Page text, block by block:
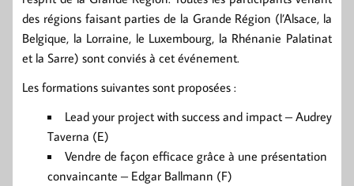
des régions faisant parties de la Grande Région (l’Alsace, la
Belgique, la Lorraine, le Luxembourg, la Rhénanie Palatinat
et la Sarre) sont conviés à cet événement.
Les formations suivantes sont proposées :
Lead your project with success and impact – Audrey
Taverna (E)
Vendre de façon efficace grâce à une présentation
convaincante – Edgar Ballmann (F)